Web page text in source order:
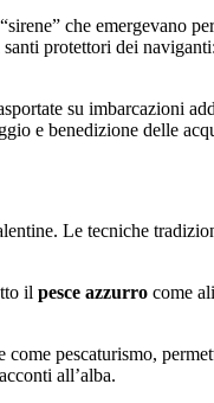
che emergevano
protettori dei
su imbarcazioni
e benedizione delle
Le tecniche
il pesce azzurro come
pescaturismo,
all’alba.